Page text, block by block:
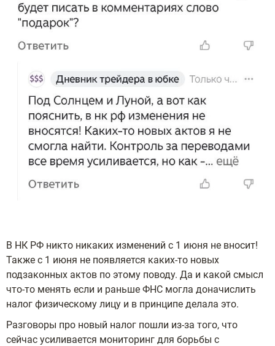
В НК РФ никто никаких изменений с 1 июня не вносит!
Также с 1 июня не появляется каких-то новых
подзаконных актов по этому поводу. Да и какой смысл
что-то менять если и раньше ФНС могла доначислить
налог физическому лицу и в принципе делала это.
Разговоры про новый налог пошли из-за того, что
сейчас усиливается мониторинг для борьбы с